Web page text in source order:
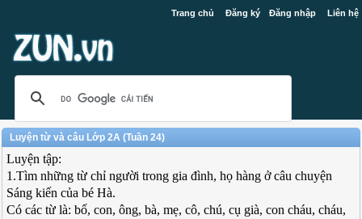
Trang chủ Đăng ký Đăng nhập Liên hệ
Luyện từ và câu Lớp 2A (Tuần 24)
Luyện tập:
1.Tìm những từ chỉ người trong gia đình, họ hàng ở câu chuyện
Sáng kiến của bé Hà.
Có các từ là: bố, con, ông, bà, mẹ, cô, chú, cụ già, con cháu, cháu,